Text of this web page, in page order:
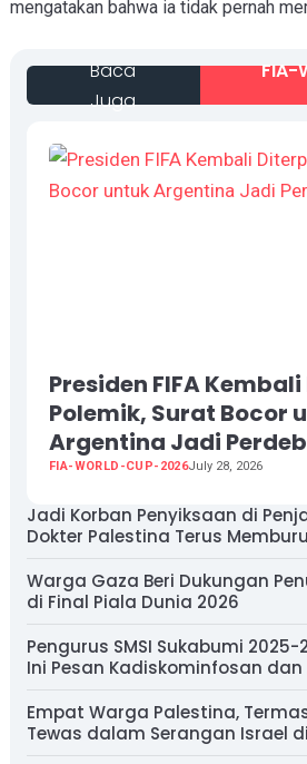
mengatakan bahwa ia tidak pernah
Baca
Juga
FIA-
Presiden FIFA
Polemik, Surat Bocor
Argentina Jadi
FIA-WORLD-CUP-2026July 28, 2026
Jadi Korban Penyiksaan di
Dokter Palestina Terus
Warga Gaza Beri Dukungan
di Final Piala Dunia 2026
Pengurus SMSI Sukabumi
Ini Pesan Kadiskominfosan dan
Empat Warga Palestina,
Tewas dalam Serangan Israel